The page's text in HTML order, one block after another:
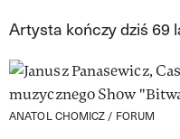
VIVA!PEOPLE POWER
Artysta kończy dziś 69
ANATOL CHOMICZ / FORUM